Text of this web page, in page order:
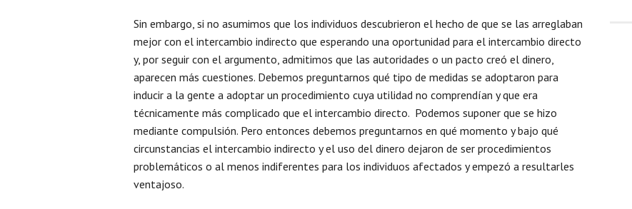
Sin embargo, si no asumimos que los individuos descubrieron el hecho de que se las arreglaban
mejor con el intercambio indirecto que esperando una oportunidad para el intercambio directo
y, por seguir con el argumento, admitimos que las autoridades o un pacto creó el dinero,
aparecen más cuestiones. Debemos preguntarnos qué tipo de medidas se adoptaron para
inducir a la gente a adoptar un procedimiento cuya utilidad no comprendían y que era
técnicamente más complicado que el intercambio directo. Podemos suponer que se hizo
mediante compulsión. Pero entonces debemos preguntarnos en qué momento y bajo qué
circunstancias el intercambio indirecto y el uso del dinero dejaron de ser procedimientos
problemáticos o al menos indiferentes para los individuos afectados y empezó a resultarles
ventajoso.